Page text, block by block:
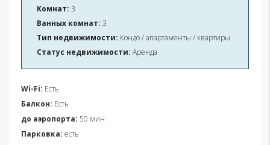
Комнат: 3
Ванных комнат: 3
Тип недвижимости: Кондо / апартаменты / квартиры
Статус недвижимости: Аренда
Wi-Fi: Есть
Балкон: Есть
до аэропорта: 50 мин
Парковка: есть